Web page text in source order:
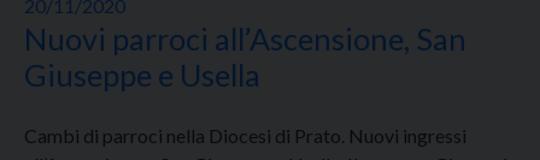
20/11/2020
Nuovi parroci all’Ascensione, San
Giuseppe e Usella
Cambi di parroci nella Diocesi di Prato. Nuovi ingressi